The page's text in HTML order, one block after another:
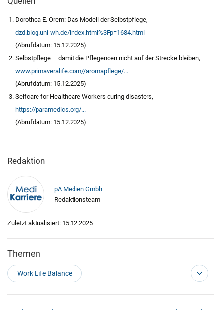
Dorothea E. Orem: Das Modell der Selbstpflege,
dzd.blog.uni-wh.de/index.html%3Fp=1684.html
(Abrufdatum: 15.12.2025)
Selbstpflege – damit die Pflegenden nicht auf der Strecke bleiben,
www.primaveralife.com//aromapflege/...
(Abrufdatum: 15.12.2025)
Selfcare for Healthcare Workers during disasters,
https://paramedics.org/...
(Abrufdatum: 15.12.2025)
Redaktion
pA Medien Gmbh
Redaktionsteam
Zuletzt aktualisiert: 15.12.2025
Themen
Work Life Balance